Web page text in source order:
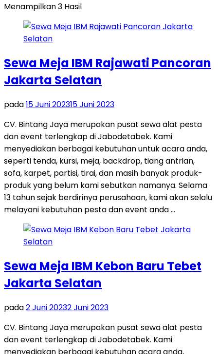
Menampilkan 3 Hasil
Sewa Meja IBM Rajawati Pancoran
Jakarta Selatan
pada15 Juni 202315 Juni 2023
CV. Bintang Jaya merupakan pusat sewa alat pesta
dan event terlengkap di Jabodetabek. Kami
menyediakan berbagai kebutuhan untuk acara anda,
seperti tenda, kursi, meja, backdrop, tiang antrian,
sofa, karpet, partisi, tirai, dan masih banyak produk-
produk yang belum kami sebutkan namanya. Selama
13 tahun sejak berdirinya perusahaan, kami akan selalu
melayani kebutuhan pesta dan event anda …
Sewa Meja IBM Kebon Baru Tebet
Jakarta Selatan
pada2 Juni 20232 Juni 2023
CV. Bintang Jaya merupakan pusat sewa alat pesta
dan event terlengkap di Jabodetabek. Kami
menyediakan berbagai kebutuhan acara anda,